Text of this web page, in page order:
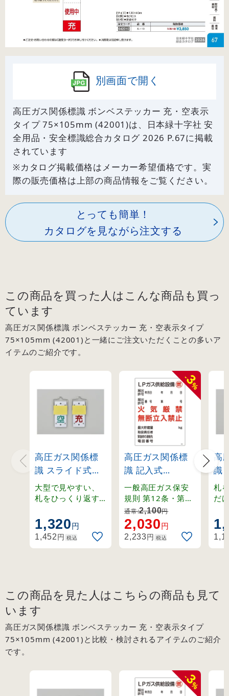
別画面で開く
高圧ガス関係標識 ボンベステッカー 充・空表示
タイプ 75×105mm (42001)は、日本緑十字社 安
全用品・安全標識総合カタログ 2026 P.67に掲載
されています
※カタログ掲載価格はメーカー希望価格です。実
際の販売価格は上部の商品情報をご覧ください。
とっても簡単！
カタログを見ながら注文する
この商品を買った人はこんな商品も買っ
ています
高圧ガス関係標識 ボンベステッカー 充・空表示タイプ
75×105mm (42001)と一緒にご注文いただくことの多いア
イテムのご紹介です。
高圧ガス関係標
識 スライド式ボ
ンベ札 回転タイ
プ 130×60mm
大型で見やすい、
札をひっくり返す
転式ボンベ札。
1,320円
1,452円 税込
-
3
%
高圧ガス関係標
識 記入式
600×450mm LP
ガス供給設備 燃
火気厳禁 無断立
入禁止 (39304)
一般高圧ガス保安
規則 第12条・第13
条・第70条・関係
例示基準1-4-1,2、
その他。
通常:2,100円
2,030円
2,233円 税込
高
識
ン
プ
札
だ
り
プ
この商品を見た人はこちらの商品も見て
います
高圧ガス関係標識 ボンベステッカー 充・空表示タイプ
75×105mm (42001)と比較・検討されるアイテムのご紹介
です。
-
3
%